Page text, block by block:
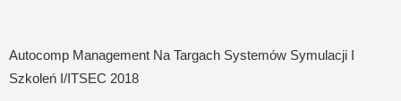
Autocomp Management Na Targach Systemów Symulacji I
Szkoleń I/ITSEC 2018